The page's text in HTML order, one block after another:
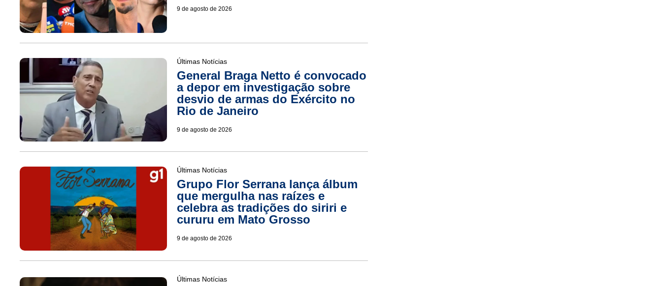
9 de agosto de 2026
Últimas Notícias
General Braga Netto é convocado
a depor em investigação sobre
desvio de armas do Exército no
Rio de Janeiro
9 de agosto de 2026
Últimas Notícias
Grupo Flor Serrana lança álbum
que mergulha nas raízes e
celebra as tradições do siriri e
cururu em Mato Grosso
9 de agosto de 2026
Últimas Notícias